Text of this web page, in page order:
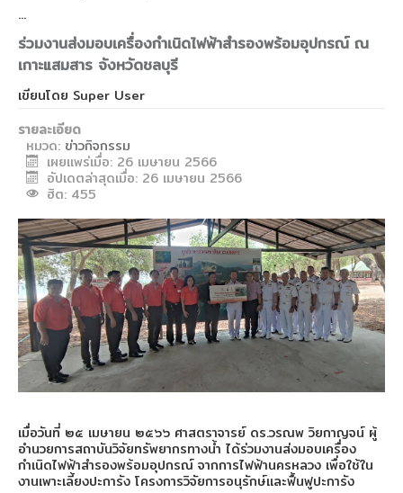
...
ร่วมงานส่งมอบเครื่องกำเนิดไฟฟ้าสำรองพร้อมอุปกรณ์ ณ
เกาะแสมสาร จังหวัดชลบุรี
เขียนโดย Super User
รายละเอียด
หมวด: ข่าวกิจกรรม
เผยแพร่เมื่อ: 26 เมษายน 2566
อัปเดตล่าสุดเมื่อ: 26 เมษายน 2566
ฮิต: 455
เมื่อวันที่ ๒๕ เมษายน ๒๕๖๖ ศาสตราจารย์ ดร.วรณพ วิยกาญจน์ ผู้
อำนวยการสถาบันวิจัยทรัพยากรทางน้ำ ได้ร่วมงานส่งมอบเครื่อง
กำเนิดไฟฟ้าสำรองพร้อมอุปกรณ์ จากการไฟฟ้านครหลวง เพื่อใช้ใน
งานเพาะเลี้ยงปะการัง โครงการวิจัยการอนุรักษ์และฟื้นฟูปะการัง